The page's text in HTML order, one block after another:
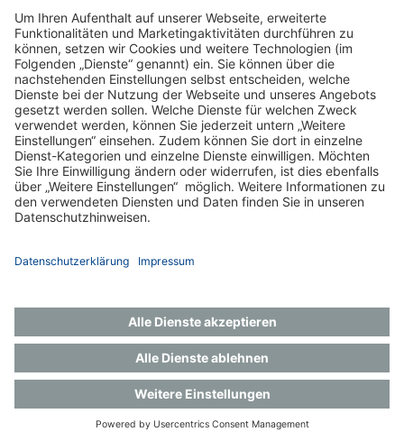
Zurück
Datenschutz